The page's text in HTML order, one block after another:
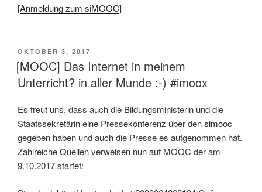
[Anmeldung zum siMOOC]
VERÖFFENTLICHT
AM
OKTOBER 3, 2017
[MOOC] Das Internet in meinem
Unterricht? in aller Munde :-) #imoox
Es freut uns, dass auch die Bildungsministerin und die
Staatssekretärin eine Pressekonferenz über densimooc
gegeben haben und auch die Presse es aufgenommen hat.
Zahlreiche Quellen verweisen nun auf MOOC der am
9.10.2017 startet: